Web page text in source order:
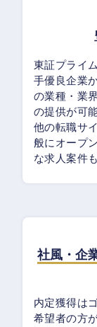
東証プライ
手優良企業
の業種・業
の提供が可
他の転職サ
般にオープ
な求人案件
社風・企
内定獲得は
希望者の方